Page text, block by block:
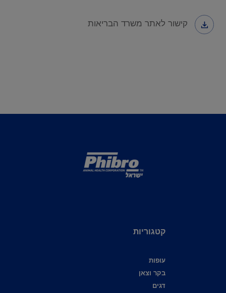
קישור לאתר משרד הבריאות
קטגוריות
עופות
בקר וצאן
דגים